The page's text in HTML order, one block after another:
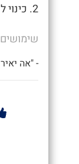
2. כינוי לאמא של בן שרמוטה.
שימושים
- "אה